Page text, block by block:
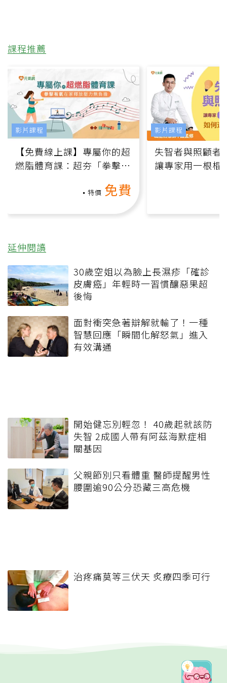
課程推薦
【免費線上課】專屬你的超
燃脂體育課：超夯「拳擊有
特價 免費
影片課程
失智者與照顧者
讓專家用一根棍
影片課程
延伸閱讀
30歲空姐以為臉上長濕疹「確診
皮膚癌」年輕時一習慣釀惡果超
後悔
面對衝突急著辯解就輸了！一種
智慧回應「瞬間化解怒氣」進入
有效溝通
開始健忘別輕忽！ 40歲起就該防
失智 2成國人帶有阿茲海默症相
關基因
父親節別只看體重 醫師提醒男性
腰圍逾90公分恐藏三高危機
治疼痛莫等三伏天 炙療四季可行